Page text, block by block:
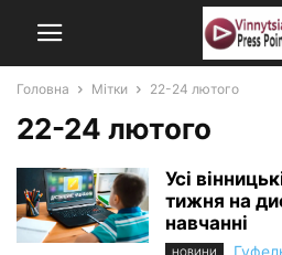
Головна Мітки 22-24 лютого
22-24 лютого
Усі
тижня на
навчанні
НОВИНИ